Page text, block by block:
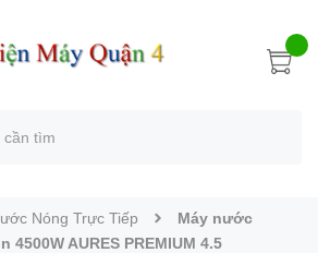
Nóng Trực Tiếp
Máy nước
AURES PREMIUM 4.5